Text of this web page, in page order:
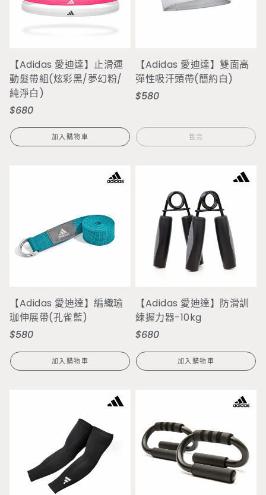
【Adidas 愛迪達】止滑運
動髮帶組(炫彩黑/夢幻粉/
純淨白)
定
價
$680
加入購物車
【Adidas 愛迪達】雙面高
彈性吸汗頭帶(簡約白)
定
$580
售完
【Adidas 愛迪達】編織瑜
珈伸展帶(孔雀藍)
定
價
$580
加入購物車
【Adidas 愛迪達】防滑訓
練握力器-10kg
定
價
$680
加入購物車